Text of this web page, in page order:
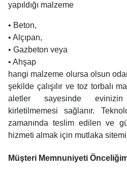
yapıldığı malzeme
• Beton,
• Alçıpan,
• Gazbeton veya
• Ahşap
hangi malzeme olursa olsun
şekilde çalışılır ve toz torbalı
aletler sayesinde
kirletilmemesi sağlanır.
zamanında teslim edilen ve
hizmeti almak için mutlaka
Müşteri Memnuniyeti